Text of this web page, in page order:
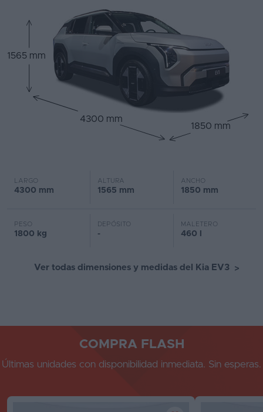
1565 mm
4300 mm
1850 mm
LARGO
4300 mm
ALTURA
1565 mm
ANCHO
1850 mm
PESO
1800 kg
DEPÓSITO
-
MALETERO
460 l
Ver todas dimensiones y medidas del Kia EV3 >
COMPRA FLASH
Últimas unidades con disponibilidad inmediata. Sin esperas.